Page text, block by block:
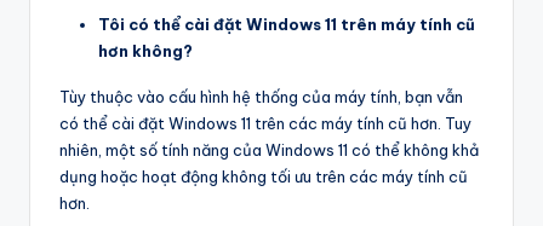
Tôi có thể cài đặt Windows 11 trên máy tính cũ
hơn không?
Tùy thuộc vào cấu hình hệ thống của máy tính, bạn vẫn
có thể cài đặt Windows 11 trên các máy tính cũ hơn. Tuy
nhiên, một số tính năng của Windows 11 có thể không khả
dụng hoặc hoạt động không tối ưu trên các máy tính cũ
hơn.